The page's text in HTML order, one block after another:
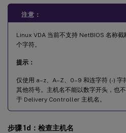
注意：
Linux VDA 当前不支持 NetBIOS 名称
个字符。
提示：
仅使用 a–z、A–Z、0–9 和连字符 (-) 字
其他符号。主机名不能以数字开头，也
于 Delivery Controller 主机名。
步骤 1d：检查主机名